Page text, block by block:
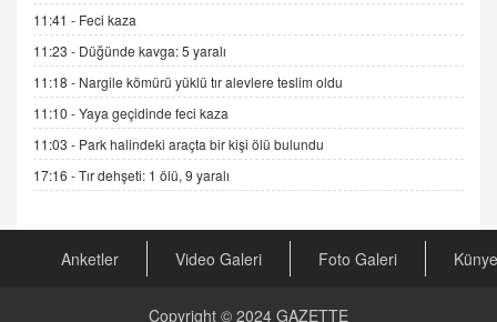
GÖNÜL MENEKŞE
Şifacının Yolu
04.11.2025 12:56
AV. RÜMEYSA ÖZKALE
Kira Uyuşmazlıklarında Dava Açmadan Önce
Arabulucuya Başvuru Şartı
CAN UĞURATEŞ
Değişen yapısıyla Suriye
11:41 - Feci kaza
11:23 - Düğünde kavga: 5 yaralı
11:18 - Nargile kömürü yüklü tır alevlere teslim oldu
11:10 -Yaya geçidinde feci kaza
11:03 - Park halindeki araçta bir kişi ölü bulundu
17:16 -Tır dehşeti: 1 ölü, 9 yaralı
Anketler Video Galeri Foto Galeri Künye
Copyright © 2024 GAZETTE